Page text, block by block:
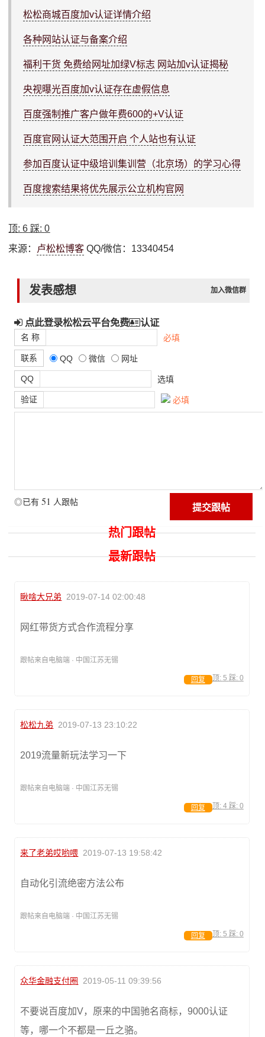
松松商城百度加v认证详情介绍
各种网站认证与备案介绍
福利干货 免费给网址加绿V标志 网站加v认证揭秘
央视曝光百度加v认证存在虚假信息
百度强制推广客户做年费600的+V认证
百度官网认证大范围开启 个人站也有认证
参加百度认证中级培训集训营（北京场）的学习心得
百度搜索结果将优先展示公立机构官网
顶:6 踩:0
来源： 卢松松博客 QQ/微信：13340454
发表感想 加入微信群
点此登录松松云平台免费 认证
名 称 必填
联系 QQ 微信 网址
QQ 选填
验证 必填
◎已有 51 人跟帖
热门跟帖
最新跟帖
瞅啥大兄弟 2019-07-14 02:00:48
网红带货方式合作流程分享
跟帖来自电脑端 · 中国江苏无锡
顶: 5 踩: 0
回复
松松九弟 2019-07-13 23:10:22
2019流量新玩法学习一下
跟帖来自电脑端 · 中国江苏无锡
顶: 4 踩: 0
回复
来了老弟哎哟喂 2019-07-13 19:58:42
自动化引流绝密方法公布
跟帖来自电脑端 · 中国江苏无锡
顶: 5 踩: 0
回复
众华金融支付圈 2019-05-11 09:39:56
不要说百度加V，原来的中国驰名商标，9000认证
等，哪一个不都是一丘之骆。